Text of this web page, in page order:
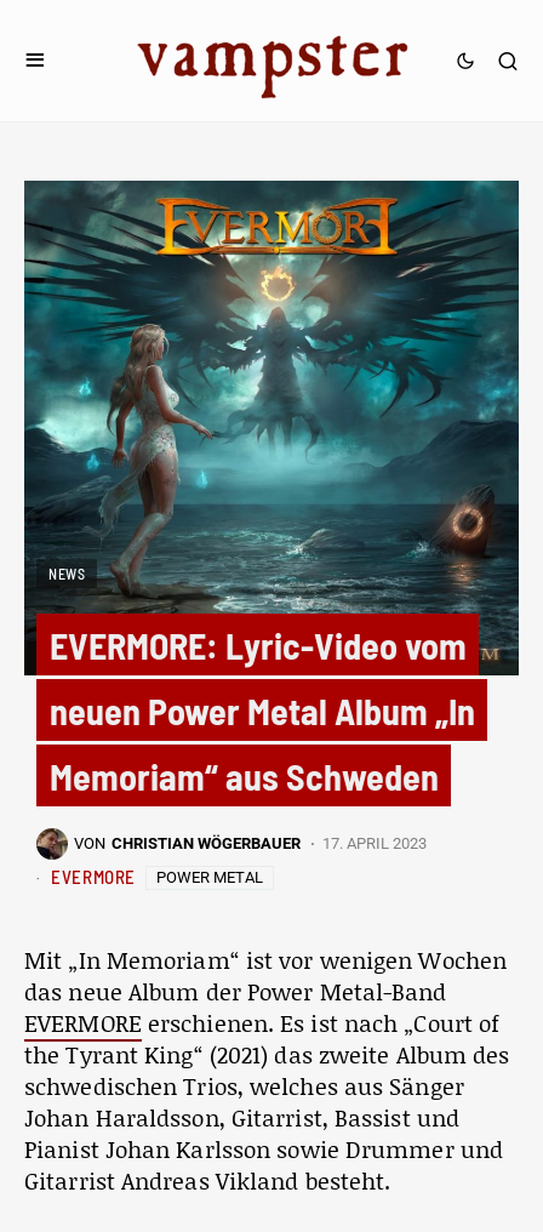
NEWS
EVERMORE: Lyric-Video vom
neuen Power Metal Album „In
Memoriam“ aus Schweden
VON CHRISTIAN WÖGERBAUER 17. APRIL 2023
EVERMORE POWER METAL
Mit „In Memoriam“ ist vor wenigen Wochen
das neue Album der Power Metal-Band
EVERMORE erschienen. Es ist nach „Court of
the Tyrant King“ (2021) das zweite Album des
schwedischen Trios, welches aus Sänger
Johan Haraldsson, Gitarrist, Bassist und
Pianist Johan Karlsson sowie Drummer und
Gitarrist Andreas Vikland besteht.